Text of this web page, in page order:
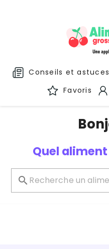
Conseils et astuces
Favoris
Quel